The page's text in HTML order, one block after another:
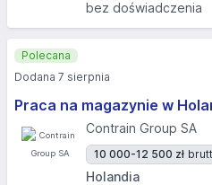
bez doświadczenia
Praca na magazynie w
Contrain Group SA
10 000-12 500 zł
Holandia
Polecana
Dodana 7 sierpnia